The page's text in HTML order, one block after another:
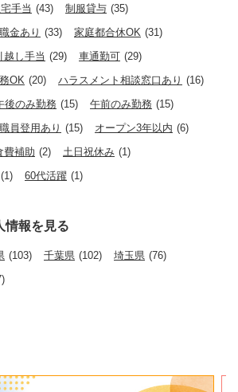
手当 (43) 制服貸与 (35)
金あり (33) 家庭都合休OK (31)
越し手当 (29) 車通勤可 (29)
OK (20) ハラスメント相談窓口あり (16)
後のみ勤務 (15) 午前のみ勤務 (15)
員登用あり (15) オープン3年以内 (6)
費補助 (2) 土日祝休み (1)
(1) 60代活躍 (1)
情報を見る
(103) 千葉県 (102) 埼玉県 (76)